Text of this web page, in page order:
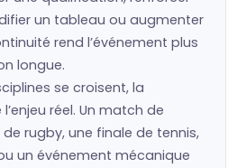
un tableau ou augmenter
rend l’événement plus
longue.
se croisent, la
réel. Un match de
rugby, une finale de tennis,
un événement mécanique